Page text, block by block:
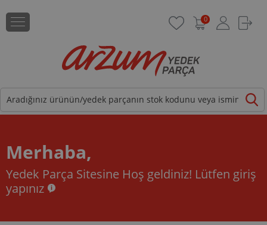
0
Merhaba,
Yedek Parça Sitesine Hoş geldiniz! Lütfen giriş
yapınız